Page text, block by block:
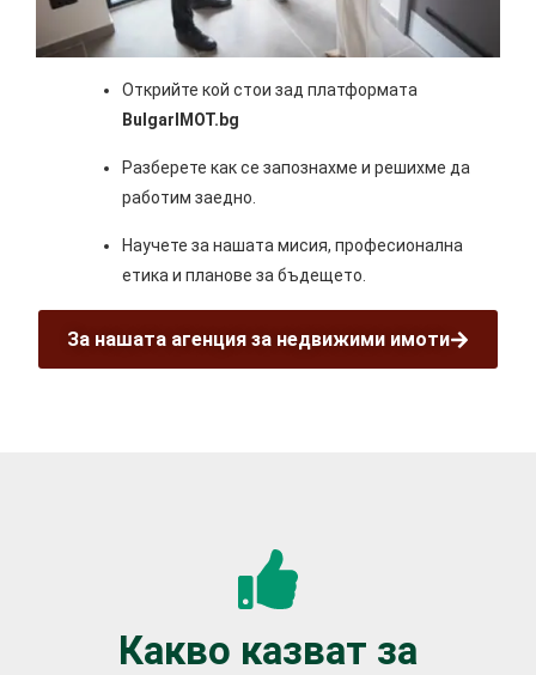
Открийте кой стои зад платформата
BulgarIMOT.bg
Разберете как се запознахме и решихме да
работим заедно.
Научете за нашата мисия, професионална
етика и планове за бъдещето.
За нашата агенция за недвижими имоти
Какво казват за